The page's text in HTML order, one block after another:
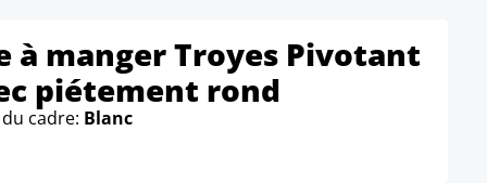
à manger Troyes Pivotant
piétement rond
cadre: Blanc